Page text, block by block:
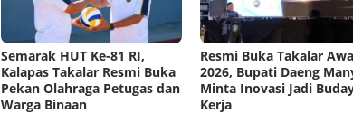
Semarak HUT Ke-81 RI,
Kalapas Takalar Resmi Buka
Pekan Olahraga Petugas dan
Warga Binaan
Resmi Buka Takalar
2026, Bupati Daeng
Minta Inovasi Jadi
Kerja